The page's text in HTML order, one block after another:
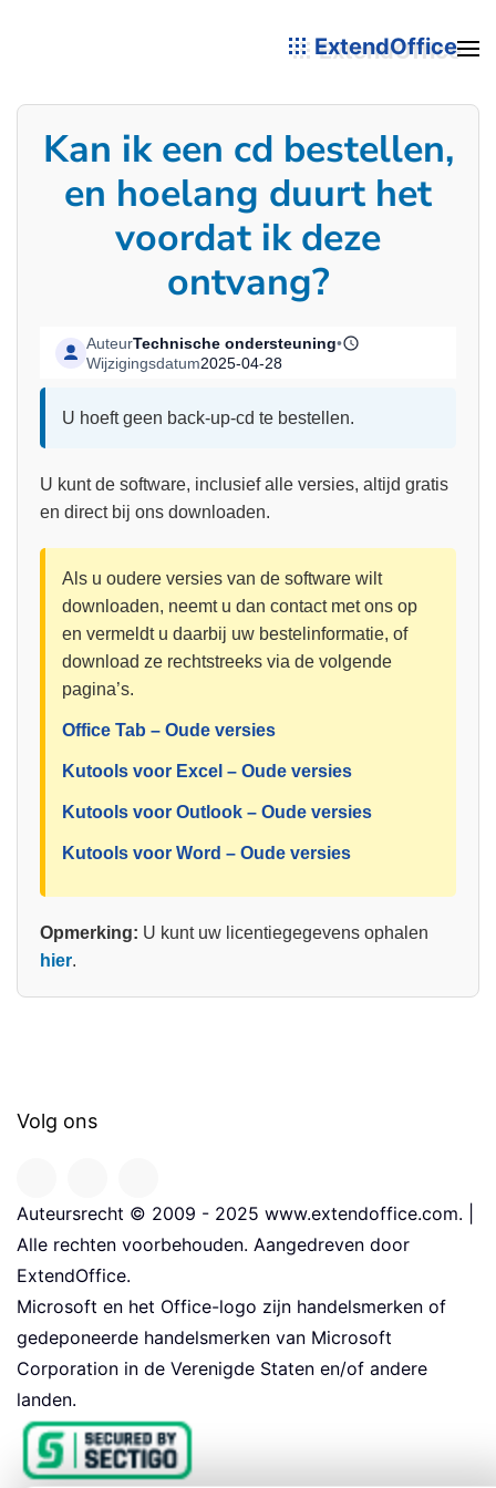
ExtendOffice
Kan ik een cd bestellen,
en hoelang duurt het
voordat ik deze
ontvang?
AuteurTechnische ondersteuning•
Wijzigingsdatum2025-04-28
U hoeft geen back-up-cd te bestellen.
U kunt de software, inclusief alle versies, altijd gratis
en direct bij ons downloaden.
Als u oudere versies van de software wilt
downloaden, neemt u dan contact met ons op
en vermeldt u daarbij uw bestelinformatie, of
download ze rechtstreeks via de volgende
pagina’s.
Office Tab – Oude versies
Kutools voor Excel – Oude versies
Kutools voor Outlook – Oude versies
Kutools voor Word – Oude versies
Opmerking: U kunt uw licentiegegevens ophalen
hier.
Volg ons
Auteursrecht © 2009 - 2025 www.extendoffice.com. |
Alle rechten voorbehouden. Aangedreven door
ExtendOffice.
Microsoft en het Office-logo zijn handelsmerken of
gedeponeerde handelsmerken van Microsoft
Corporation in de Verenigde Staten en/of andere
landen.